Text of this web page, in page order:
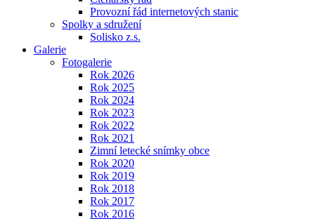
Provozní řád internetových stanic
Spolky a sdružení
Solisko z.s.
Galerie
Fotogalerie
Rok 2026
Rok 2025
Rok 2024
Rok 2023
Rok 2022
Rok 2021
Zimní letecké snímky obce
Rok 2020
Rok 2019
Rok 2018
Rok 2017
Rok 2016